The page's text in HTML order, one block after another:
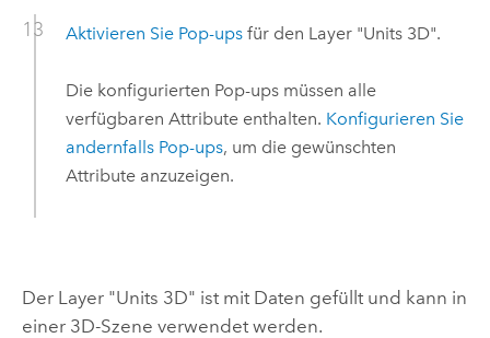
Aktivieren Sie Pop-upsfür den Layer "Units 3D".
Die konfigurierten Pop-ups müssen alle
verfügbaren Attribute enthalten. Konfigurieren Sie
andernfalls Pop-ups, um die gewünschten
Attribute anzuzeigen.
Der Layer "Units 3D" ist mit Daten gefüllt und kann in
einer 3D-Szene verwendet werden.